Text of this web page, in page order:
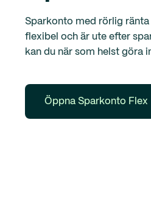
Sparkonto med rörlig
flexibel och är ute efter
kan du när som helst göra
Öppna Sparkonto Flex